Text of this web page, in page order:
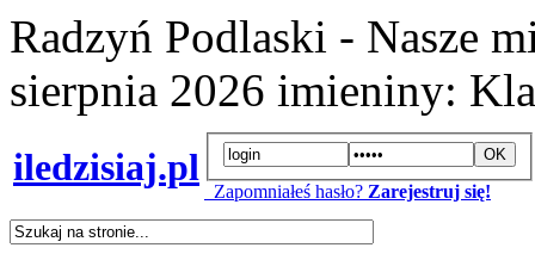
Radzyń Podlaski - Nasze
sierpnia 2026 imieniny:
iledzisiaj.pl
Zapomniałeś hasło? Zarejestruj się!